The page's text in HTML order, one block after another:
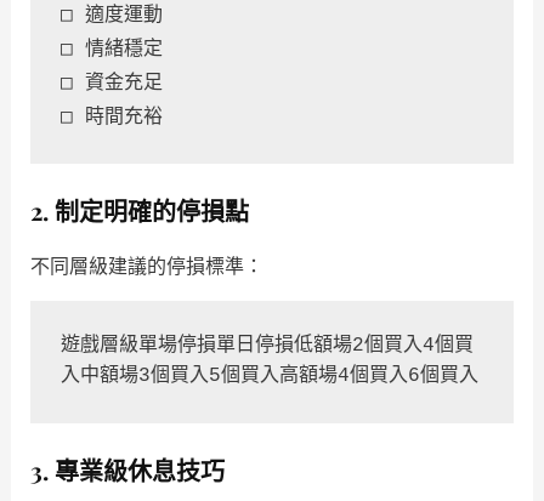
□ 適度運動
□ 情緒穩定
□ 資金充足
□ 時間充裕
2. 制定明確的停損點
不同層級建議的停損標準：
遊戲層級單場停損單日停損低額場2個買入4個買
入中額場3個買入5個買入高額場4個買入6個買入
3. 專業級休息技巧